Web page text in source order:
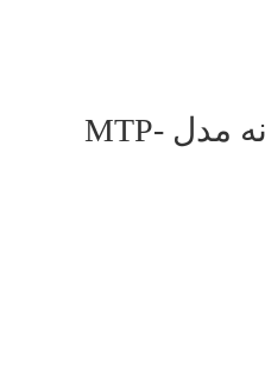
ساعت کاسیو مردانه مدل MTP-